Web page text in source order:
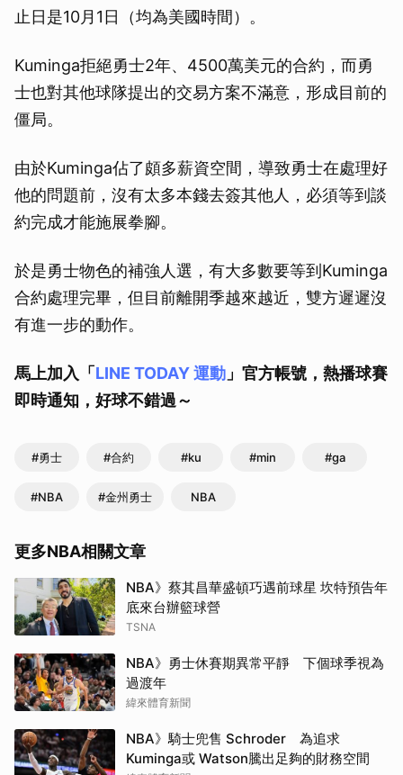
止日是10月1日（均為美國時間）。
Kuminga拒絕勇士2年、4500萬美元的合約，而勇
士也對其他球隊提出的交易方案不滿意，形成目前的
僵局。
由於Kuminga佔了頗多薪資空間，導致勇士在處理好
他的問題前，沒有太多本錢去簽其他人，必須等到談
約完成才能施展拳腳。
於是勇士物色的補強人選，有大多數要等到Kuminga
合約處理完畢，但目前離開季越來越近，雙方遲遲沒
有進一步的動作。
馬上加入「LINE TODAY 運動 」官方帳號，熱播球賽
即時通知，好球不錯過～
#勇士 #合約 #ku #min #ga
#NBA #金州勇士 NBA
更多NBA相關文章
NBA》蔡其昌華盛頓巧遇前球星 坎特預告年
底來台辦籃球營
TSNA
NBA》勇士休賽期異常平靜 下個球季視為
過渡年
緯來體育新聞
NBA》騎士兜售 Schroder 為追求
Kuminga或 Watson騰出足夠的財務空間